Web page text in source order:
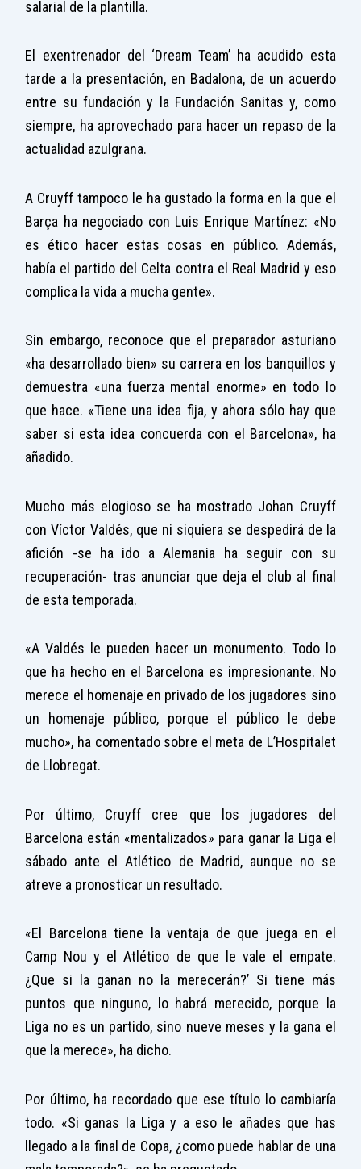
salarial de la plantilla.
El exentrenador del ‘Dream Team’ ha acudido esta
tarde a la presentación, en Badalona, de un acuerdo
entre su fundación y la Fundación Sanitas y, como
siempre, ha aprovechado para hacer un repaso de la
actualidad azulgrana.
A Cruyff tampoco le ha gustado la forma en la que el
Barça ha negociado con Luis Enrique Martínez: «No
es ético hacer estas cosas en público. Además,
había el partido del Celta contra el Real Madrid y eso
complica la vida a mucha gente».
Sin embargo, reconoce que el preparador asturiano
«ha desarrollado bien» su carrera en los banquillos y
demuestra «una fuerza mental enorme» en todo lo
que hace. «Tiene una idea fija, y ahora sólo hay que
saber si esta idea concuerda con el Barcelona», ha
añadido.
Mucho más elogioso se ha mostrado Johan Cruyff
con Víctor Valdés, que ni siquiera se despedirá de la
afición -se ha ido a Alemania ha seguir con su
recuperación- tras anunciar que deja el club al final
de esta temporada.
«A Valdés le pueden hacer un monumento. Todo lo
que ha hecho en el Barcelona es impresionante. No
merece el homenaje en privado de los jugadores sino
un homenaje público, porque el público le debe
mucho», ha comentado sobre el meta de L’Hospitalet
de Llobregat.
Por último, Cruyff cree que los jugadores del
Barcelona están «mentalizados» para ganar la Liga el
sábado ante el Atlético de Madrid, aunque no se
atreve a pronosticar un resultado.
«El Barcelona tiene la ventaja de que juega en el
Camp Nou y el Atlético de que le vale el empate.
¿Que si la ganan no la merecerán?’ Si tiene más
puntos que ninguno, lo habrá merecido, porque la
Liga no es un partido, sino nueve meses y la gana el
que la merece», ha dicho.
Por último, ha recordado que ese título lo cambiaría
todo. «Si ganas la Liga y a eso le añades que has
llegado a la final de Copa, ¿como puede hablar de una